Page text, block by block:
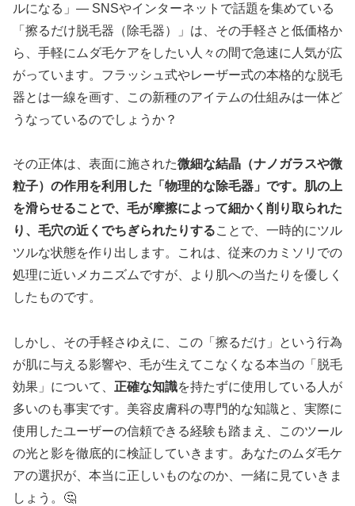
ルになる」— SNSやインターネットで話題を集めている
「擦るだけ脱毛器（除毛器）」は、その手軽さと低価格か
ら、手軽にムダ毛ケアをしたい人々の間で急速に人気が広
がっています。フラッシュ式やレーザー式の本格的な脱毛
器とは一線を画す、この新種のアイテムの仕組みは一体ど
うなっているのでしょうか？
その正体は、表面に施された微細な結晶（ナノガラスや微
粒子）の作用を利用した「物理的な除毛器」です。肌の上
を滑らせることで、毛が摩擦によって細かく削り取られた
り、毛穴の近くでちぎられたりすることで、一時的にツル
ツルな状態を作り出します。これは、従来のカミソリでの
処理に近いメカニズムですが、より肌への当たりを優しく
したものです。
しかし、その手軽さゆえに、この「擦るだけ」という行為
が肌に与える影響や、毛が生えてこなくなる本当の「脱毛
効果」について、 正確な知識を持たずに使用している人が
多いのも事実です。美容皮膚科の専門的な知識と、実際に
使用したユーザーの信頼できる経験も踏まえ、このツール
の光と影を徹底的に検証していきます。あなたのムダ毛ケ
アの選択が、本当に正しいものなのか、一緒に見ていきま
しょう。🤔